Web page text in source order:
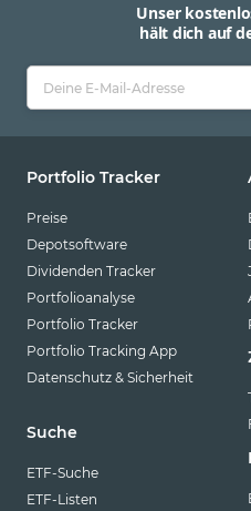
Unser
hält dich auf
Portfolio Tracker
Preise
Depotsoftware
Dividenden Tracker
Portfolioanalyse
Portfolio Tracker
Portfolio Tracking App
Datenschutz & Sicherheit
Suche
ETF-Suche
ETF-Listen